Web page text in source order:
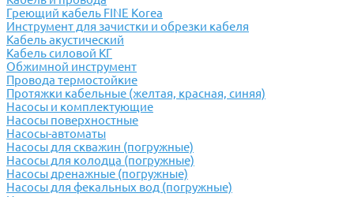
Греющий кабель FINE Korea
Инструмент для зачистки и обрезки кабеля
Кабель акустический
Кабель силовой КГ
Обжимной инструмент
Провода термостойкие
Протяжки кабельные (желтая, красная, синяя)
Насосы и комплектующие
Насосы поверхностные
Насосы-автоматы
Насосы для скважин (погружные)
Насосы для колодца (погружные)
Насосы дренажные (погружные)
Насосы для фекальных вод (погружные)